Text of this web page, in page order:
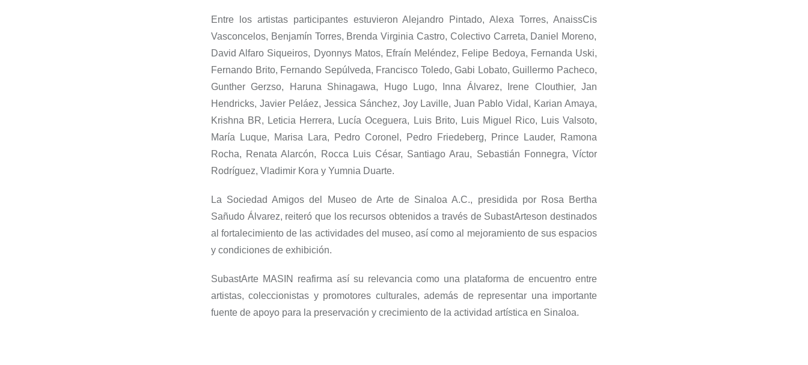
Entre los artistas participantes estuvieron Alejandro Pintado, Alexa Torres, AnaissCis
Vasconcelos, Benjamín Torres, Brenda Virginia Castro, Colectivo Carreta, Daniel Moreno,
David Alfaro Siqueiros, DyonnysMatos, Efraín Meléndez, Felipe Bedoya, Fernanda Uski,
Fernando Brito, Fernando Sepúlveda, Francisco Toledo, Gabi Lobato, Guillermo Pacheco,
Gunther Gerzso, Haruna Shinagawa, Hugo Lugo, Inna Álvarez, Irene Clouthier,Jan
Hendricks, Javier Peláez, Jessica Sánchez, Joy Laville, Juan Pablo Vidal, Karian Amaya,
Krishna BR, Leticia Herrera, LucíaOceguera, Luis Brito, Luis Miguel Rico, LuisValsoto,
María Luque, Marisa Lara, Pedro Coronel, Pedro Friedeberg, Prince Lauder, Ramona
Rocha, Renata Alarcón,
Rocca Luis César, SantiagoArau, Sebastián Fonnegra, Víctor
Rodríguez, Vladimir Kora y Yumnia Duarte.
La Sociedad Amigos del Museo de Arte de Sinaloa A.C., presidida por Rosa Bertha
Sañudo Álvarez, reiteró que los recursos obtenidos a través de SubastArteson destinados
al fortalecimiento de las actividades del museo, así como al mejoramiento de sus espacios
y condiciones de exhibición.
SubastArte MASIN reafirma así su relevancia como una plataforma de encuentro entre
artistas, coleccionistas y promotores culturales, además de representar una importante
fuente de apoyo para la preservación y crecimiento de la actividad artística en Sinaloa.